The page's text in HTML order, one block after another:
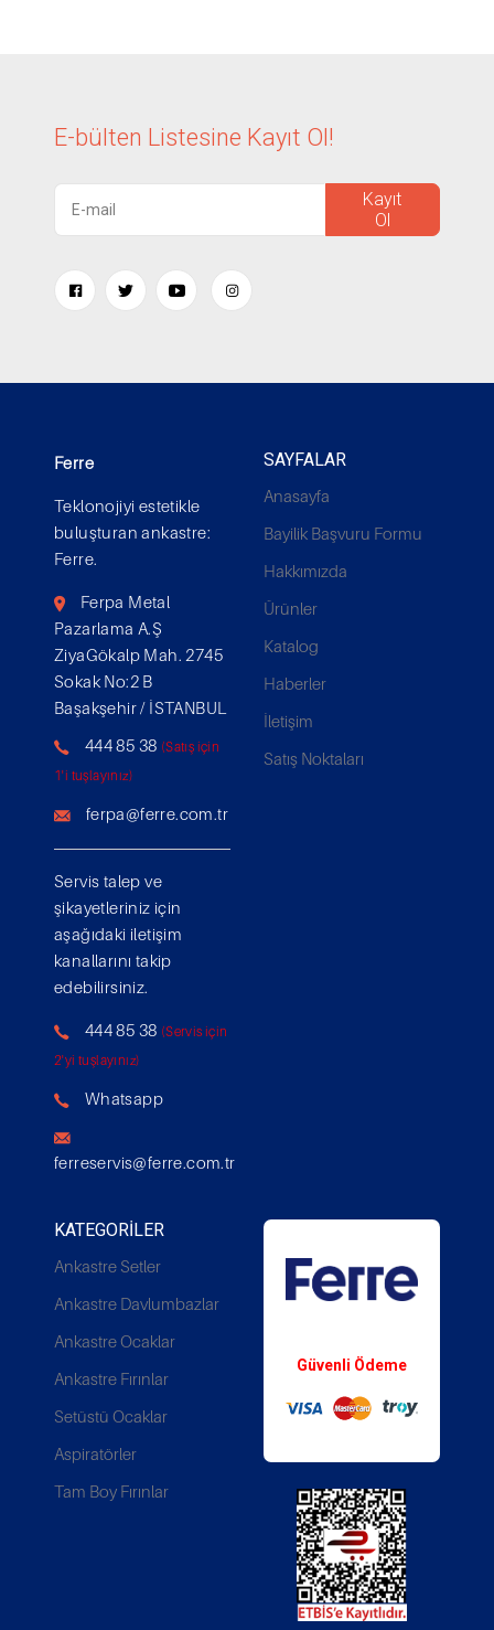
E-bülten Listesine Kayıt Ol!
Kayıt
Ol
Ferre
Teklonojiyi estetikle
buluşturan ankastre:
Ferre.
Ferpa Metal
Pazarlama A.Ş
ZiyaGökalp Mah. 2745
Sokak No:2 B
Başakşehir / İSTANBUL
444 85 38 (Satış için
1'i tuşlayınız)
ferpa@ferre.com.tr
Servis talep ve
şikayetleriniz için
aşağıdaki iletişim
kanallarını takip
edebilirsiniz.
444 85 38 (Servis için
2'yi tuşlayınız)
Whatsapp
ferreservis@ferre.com.tr
SAYFALAR
Anasayfa
Bayilik Başvuru Formu
Hakkımızda
Ürünler
Katalog
Haberler
İletişim
Satış Noktaları
KATEGORILER
Ankastre Setler
Ankastre Davlumbazlar
Ankastre Ocaklar
Ankastre Fırınlar
Setüstü Ocaklar
Aspiratörler
Tam Boy Fırınlar
Güvenli Ödeme